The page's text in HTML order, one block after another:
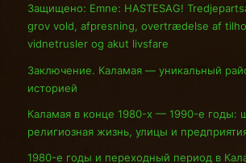
Защищено: Emne: HASTESAG!
grov vold, afpresning, overtrædelse af
vidnetrusler og akut livsfare
Заключение. Каламая — уникальный
историей
Каламая в конце 1980-х — 1990-е годы:
религиозная жизнь, улицы и
1980-е годы и переходный период в